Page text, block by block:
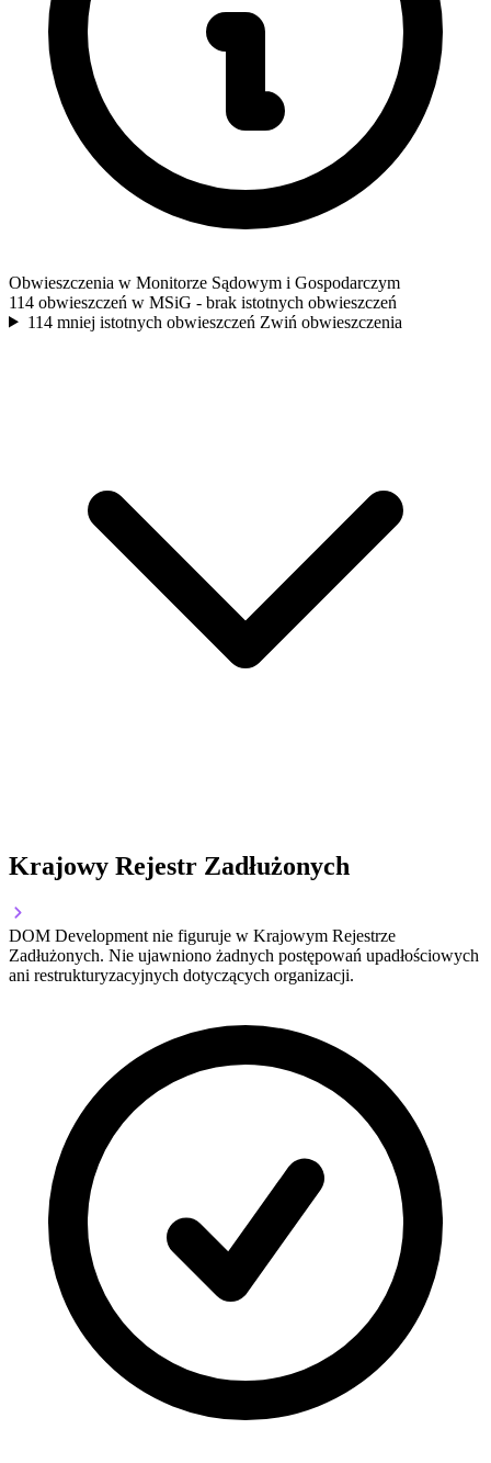
Obwieszczenia w Monitorze Sądowym i Gospodarczym
114 obwieszczeń w MSiG - brak istotnych obwieszczeń
114 mniej istotnych obwieszczeń Zwiń obwieszczenia
Krajowy Rejestr Zadłużonych
DOM Development nie figuruje w Krajowym Rejestrze
Zadłużonych. Nie ujawniono żadnych postępowań upadłościowych
ani restrukturyzacyjnych dotyczących organizacji.